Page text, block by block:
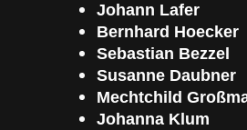
Johann Lafer
Bernhard Hoecker
Sebastian Bezzel
Susanne Daubner
Mechtchild
Johanna Klum